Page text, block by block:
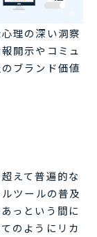
理の深い洞察
開示やコミュ
ブランド価値
えて普遍的な
ツールの普及
っという間に
のようにリカ